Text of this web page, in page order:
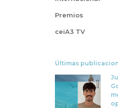
Premios
ceiA3 TV
Últimas